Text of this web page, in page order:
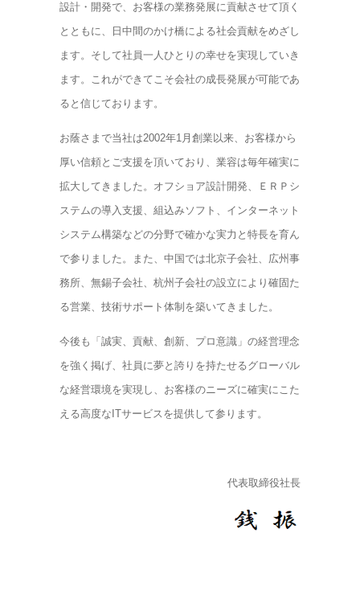
設計・開発で、お客様の業務発展に貢献させて頂く
とともに、日中間のかけ橋による社会貢献をめざし
ます。そして社員一人ひとりの幸せを実現していき
ます。これができてこそ会社の成長発展が可能であ
ると信じております。
お蔭さまで当社は2002年1月創業以来、お客様から
厚い信頼とご支援を頂いており、業容は毎年確実に
拡大してきました。オフショア設計開発、ＥＲＰシ
ステムの導入支援、組込みソフト、インターネット
システム構築などの分野で確かな実力と特長を育ん
で参りました。また、中国では北京子会社、広州事
務所、無錫子会社、杭州子会社の設立により確固た
る営業、技術サポート体制を築いてきました。
今後も「誠実、貢献、創新、プロ意識」の経営理念
を強く掲げ、社員に夢と誇りを持たせるグローバル
な経営環境を実現し、お客様のニーズに確実にこた
える高度なITサービスを提供して参ります。
代表取締役社長